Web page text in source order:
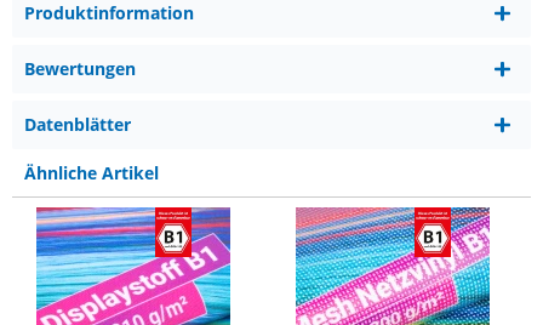
Produktinformation
Bewertungen
Datenblätter
Ähnliche Artikel